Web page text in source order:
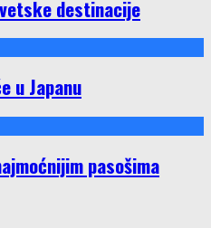
destinacije
u Japanu
pasošima